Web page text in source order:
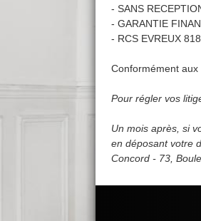
- SANS
- GARANTIE
- RCS EVREUX
Conformément aux
Pour régler vos
Un mois après, si
en déposant votre
Concord - 73,